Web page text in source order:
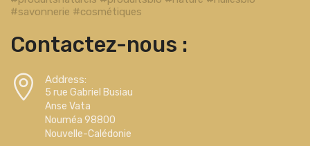
#savonnerie #cosmétiques
Contactez-nous :
Address:
5 rue Gabriel Busiau
Anse Vata
Nouméa 98800
Nouvelle-Calédonie